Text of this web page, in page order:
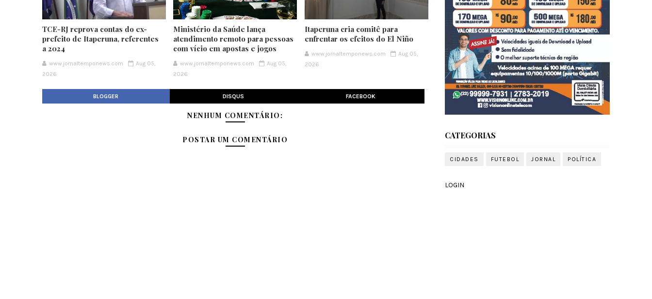
TCE-RJ reprova contas do ex-
prefeito de Itaperuna, referentes
a 2024
www.jornaltemponews.com
Aug 05,
2026
Ministério da Saúde lança
atendimento remoto para pessoas
com vício em apostas e jogos
www.jornaltemponews.com
Aug 05,
2026
Itaperuna cria comitê para
enfrentar os efeitos do El Niño
www.jornaltemponews.com
Aug 05,
2026
BLOGGER DISQUS FACEBOOK
NENHUM COMENTÁRIO:
POSTAR UM COMENTÁRIO CATEGORIAS
CIDADES FUTEBOL JORNAL POLÍTICA
LOGIN